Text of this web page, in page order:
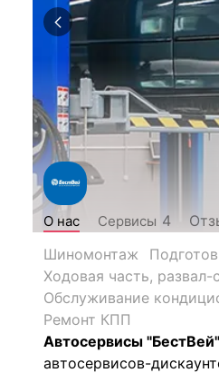
О нас Сервисы 4
Шиномонтаж
Ходовая часть,
Обслуживание
Ремонт КПП
Автосервисы "БестВей"
автосервисов-